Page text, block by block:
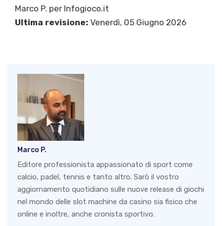
Marco P. per Infogioco.it
Ultima revisione: Venerdì, 05 Giugno 2026
Marco P.
Editore professionista appassionato di sport come
calcio, padel, tennis e tanto altro. Sarò il vostro
aggiornamento quotidiano sulle nuove release di giochi
nel mondo delle slot machine da casino sia fisico che
online e inoltre, anche cronista sportivo.